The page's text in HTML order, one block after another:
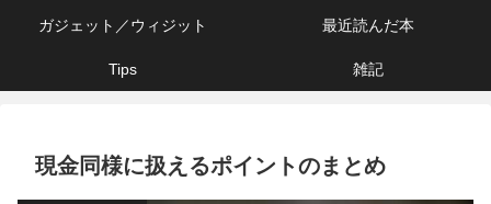
ガジェット／ウィジット 最近読んだ本
Tips 雑記
現金同様に扱えるポイントのまとめ